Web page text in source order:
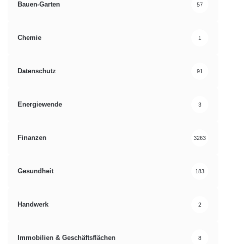
Bauen-Garten 57
Chemie 1
Datenschutz 91
Energiewende 3
Finanzen 3263
Gesundheit 183
Handwerk 2
Immobilien & Geschäftsflächen 8